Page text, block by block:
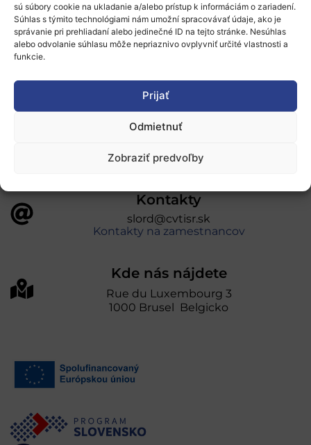
sú súbory cookie na ukladanie a/alebo prístup k informáciám o zariadení.
Súhlas s týmito technológiami nám umožní spracovávať údaje, ako je
správanie pri prehliadaní alebo jedinečné ID na tejto stránke. Nesúhlas
alebo odvolanie súhlasu môže nepriaznivo ovplyvniť určité vlastnosti a
funkcie.
Prijať
Odmietnuť
Zobraziť predvoľby
Novinky
Ochrana osobných údajov
„Projekt SK4ERA II je spolufinancovaný Európskou
úniou v rámci Programu Slovensko. Portál
prevádzkuje Centrum vedecko-technických
informácií SR“
Kontakty
slord@cvtisr.sk
Kontakty na zamestnancov
Kde nás nájdete
Rue du Luxembourg 3
1000 Brusel Belgicko